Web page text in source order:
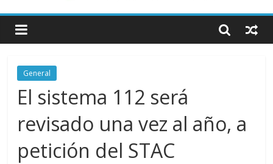
General
El sistema 112 será
revisado una vez al año, a
petición del STAC